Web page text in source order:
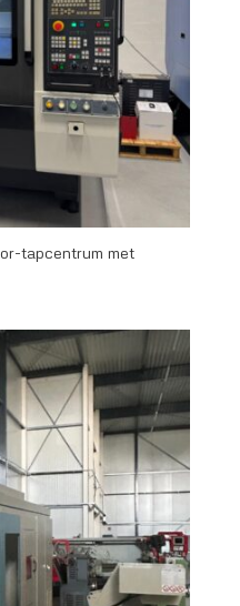
tapcentrum met